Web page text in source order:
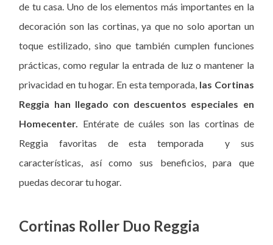
de tu casa. Uno de los elementos más importantes en la
decoración son las cortinas, ya que no solo aportan un
toque estilizado, sino que también cumplen funciones
prácticas, como regular la entrada de luz o mantener la
privacidad en tu hogar. En esta temporada, las Cortinas
Reggia han llegado con descuentos especiales en
Homecenter. Entérate de cuáles son las cortinas de
Reggia favoritas de esta temporada y sus
características, así como sus beneficios, para que
puedas decorar tu hogar.
Cortinas Roller Duo Reggia